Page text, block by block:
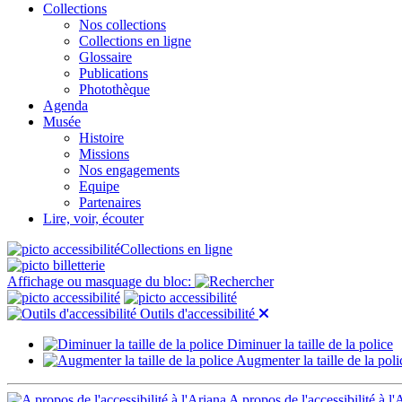
Collections
Nos collections
Collections en ligne
Glossaire
Publications
Photothèque
Agenda
Musée
Histoire
Missions
Nos engagements
Equipe
Partenaires
Lire, voir, écouter
Collections en ligne
Affichage ou masquage du bloc:
Outils d'accessibilité
Diminuer la taille de la police
Augmenter la taille de la